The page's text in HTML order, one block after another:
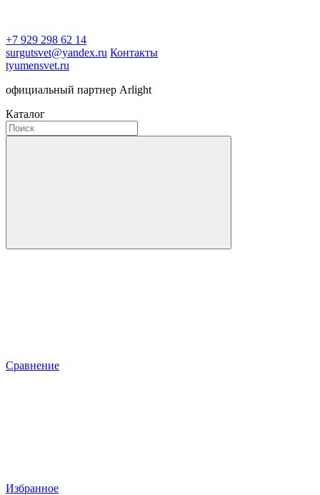
+7 929 298 62 14
surgutsvet@yandex.ru Контакты
tyumensvet.ru
официальный партнер Arlight
Каталог
Сравнение
Избранное